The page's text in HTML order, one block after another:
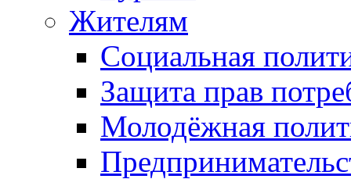
Жителям
Социальная
Защита прав
Молодёжная